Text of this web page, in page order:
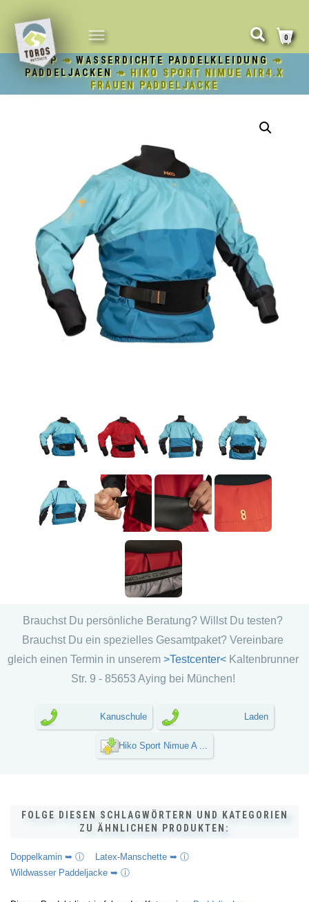
NAVIGATION
UMSCHALTEN
0
SHOP ↠WASSERDICHTE PADDELKLEIDUNG ↠
PADDELJACKEN ↠ HIKO SPORT NIMUE AIR4.X
FRAUEN PADDELJACKE
Brauchst Du persönliche Beratung? Willst Du testen?
Brauchst Du ein spezielles Gesamtpaket? Vereinbare
gleich einen Termin in unserem>Testcenter< Kaltenbrunner
Str. 9 - 85653 Aying bei München!
Kanuschule Laden
Hiko Sport Nimue A ...
FOLGE DIESEN SCHLAGWÖRTERN UND KATEGORIEN
ZU ÄHNLICHEN PRODUKTEN:
Doppelkamin ➥ ⓘ
Latex-Manschette ➥ ⓘ
Wildwasser Paddeljacke ➥ ⓘ